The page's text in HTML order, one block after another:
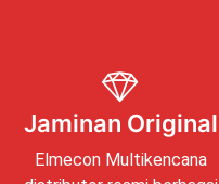
Jaminan Original
Elmecon Multikencana